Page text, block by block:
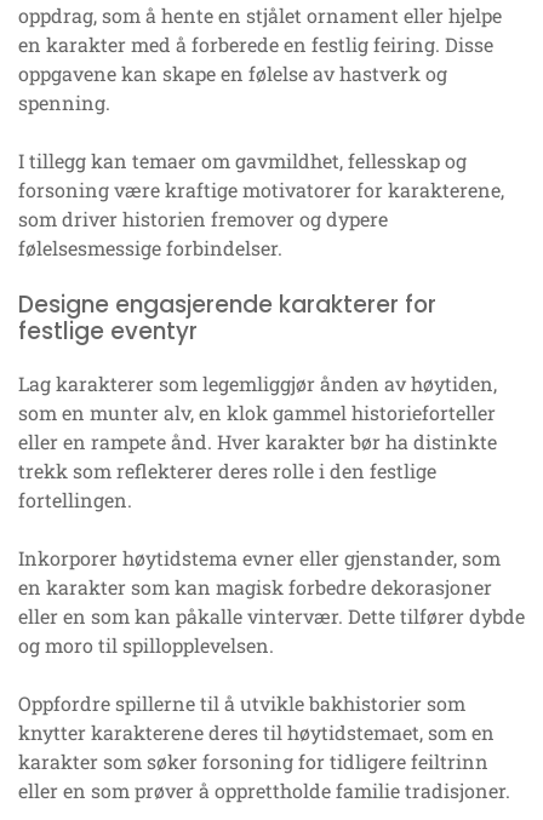
oppdrag, som å hente en stjålet ornament eller hjelpe
en karakter med å forberede en festlig feiring. Disse
oppgavene kan skape en følelse av hastverk og
spenning.
I tillegg kan temaer om gavmildhet, fellesskap og
forsoning være kraftige motivatorer for karakterene,
som driver historien fremover og dypere
følelsesmessige forbindelser.
Designe engasjerende karakterer for
festlige eventyr
Lag karakterer som legemliggjør ånden av høytiden,
som en munter alv, en klok gammel historieforteller
eller en rampete ånd. Hver karakter bør ha distinkte
trekk som reflekterer deres rolle i den festlige
fortellingen.
Inkorporer høytidstema evner eller gjenstander, som
en karakter som kan magisk forbedre dekorasjoner
eller en som kan påkalle vintervær. Dette tilfører dybde
og moro til spillopplevelsen.
Oppfordre spillerne til å utvikle bakhistorier som
knytter karakterene deres til høytidstemaet, som en
karakter som søker forsoning for tidligere feiltrinn
eller en som prøver å opprettholde familie tradisjoner.